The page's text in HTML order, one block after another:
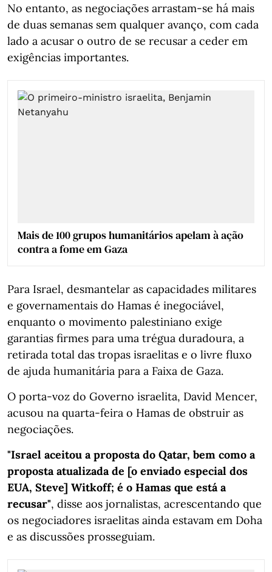
No entanto, as negociações arrastam-se há mais
de duas semanas sem qualquer avanço, com cada
lado a acusar o outro de se recusar a ceder em
exigências importantes.
Mais de 100 grupos humanitários apelam à ação
contra a fome em Gaza
Para Israel, desmantelar as capacidades militares
e governamentais do Hamas é inegociável,
enquanto o movimento palestiniano exige
garantias firmes para uma trégua duradoura, a
retirada total das tropas israelitas e o livre fluxo
de ajuda humanitária para a Faixa de Gaza.
O porta-voz do Governo israelita, David Mencer,
acusou na quarta-feira o Hamas de obstruir as
negociações.
"Israel aceitou a proposta do Qatar, bem como a
proposta atualizada de [o enviado especial dos
EUA, Steve] Witkoff; é o Hamas que está a
recusar", disse aos jornalistas, acrescentando que
os negociadores israelitas ainda estavam em Doha
e as discussões prosseguiam.